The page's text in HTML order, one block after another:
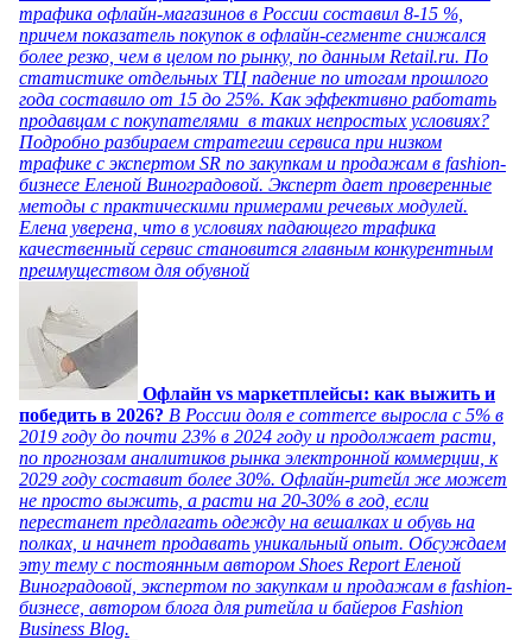
трафика офлайн-магазинов в России составил 8-15 %,
причем показатель покупок в офлайн-сегменте снижался
более резко, чем в целом по рынку, по данным Retail.ru. По
статистике отдельных ТЦ падение по итогам прошлого
года составило от 15 до 25%. Как эффективно работать
продавцам с покупателями в таких непростых условиях?
Подробно разбираем стратегии сервиса при низком
трафике с экспертом SR по закупкам и продажам в fashion-
бизнесе Еленой Виноградовой. Эксперт дает проверенные
методы с практическими примерами речевых модулей.
Елена уверена, что в условиях падающего трафика
качественный сервис становится главным конкурентным
преимуществом для обувной
Офлайн vs маркетплейсы: как выжить и
победить в 2026? В России доля e commerce выросла с 5% в
2019 году до почти 23% в 2024 году и продолжает расти,
по прогнозам аналитиков рынка электронной коммерции, к
2029 году составит более 30%. Офлайн-ритейл же может
не просто выжить, а расти на 20-30% в год, если
перестанет предлагать одежду на вешалках и обувь на
полках, и начнет продавать уникальный опыт. Обсуждаем
эту тему с постоянным автором Shoes Report Еленой
Виноградовой, экспертом по закупкам и продажам в fashion-
бизнесе, автором блога для ритейла и байеров Fashion
Business Blog.